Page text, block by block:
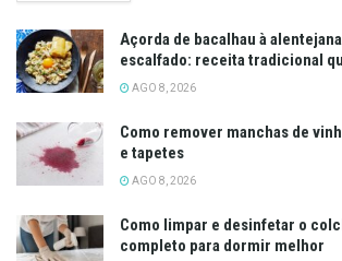
Açorda de bacalhau à
escalfado: receita tradicional
AGO 8, 2026
Como remover manchas de
e tapetes
AGO 8, 2026
Como limpar e desinfetar o
completo para dormir melhor